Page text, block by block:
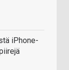
iPhone-